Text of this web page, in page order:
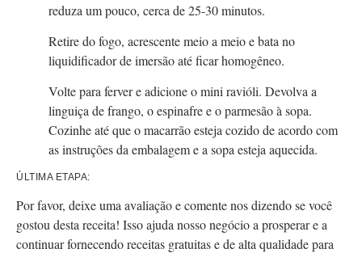
reduza um pouco, cerca de 25-30 minutos.
Retire do fogo, acrescente meio a meio e bata no
liquidificador de imersão até ficar homogêneo.
Volte para ferver e adicione o mini ravióli. Devolva a
linguiça de frango, o espinafre e o parmesão à sopa.
Cozinhe até que o macarrão esteja cozido de acordo com
as instruções da embalagem e a sopa esteja aquecida.
ÚLTIMA ETAPA:
Por favor, deixe uma avaliação e comente nos dizendo se você
gostou desta receita! Isso ajuda nosso negócio a prosperar e a
continuar fornecendo receitas gratuitas e de alta qualidade para